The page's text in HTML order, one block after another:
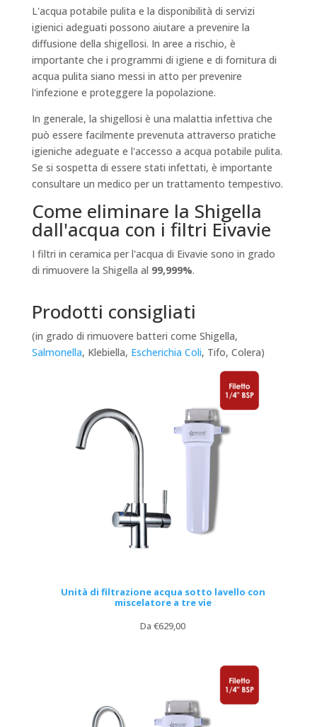
L'acqua potabile pulita e la disponibilità di servizi
igienici adeguati possono aiutare a prevenire la
diffusione della shigellosi. In aree a rischio, è
importante che i programmi di igiene e di fornitura di
acqua pulita siano messi in atto per prevenire
l'infezione e proteggere la popolazione.
In generale, la shigellosi è una malattia infettiva che
può essere facilmente prevenuta attraverso pratiche
igieniche adeguate e l'accesso a acqua potabile pulita.
Se si sospetta di essere stati infettati, è importante
consultare un medico per un trattamento tempestivo.
Come eliminare la Shigella
dall'acqua con i filtri Eivavie
I filtri in ceramica per l'acqua di Eivavie sono in grado
di rimuovere la Shigella al 99,999%.
Prodotti consigliati
(in grado di rimuovere batteri come Shigella,
Salmonella, Klebiella, Escherichia Coli, Tifo, Colera)
Unità di filtrazione acqua sotto lavello con
miscelatore a tre vie
Da€629,00